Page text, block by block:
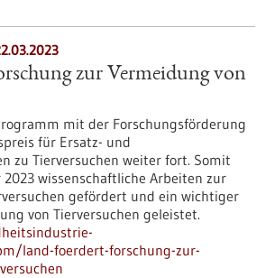
zur Vermeidung von
mit der Forschungsförderung
für Ersatz- und
zu Tierversuchen weiter fort. Somit
wissenschaftliche Arbeiten zur
gefördert und ein wichtiger
von Tierversuchen geleistet.
land-foerdert-forschung-zur-